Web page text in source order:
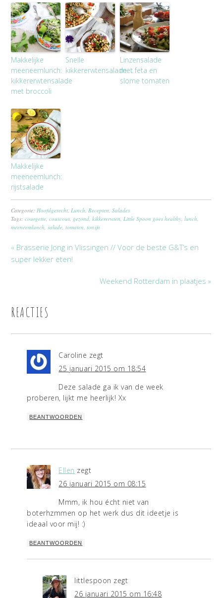
Makkelijke
meeneemlunch:
kikkererwtensalade
met broccoli
Snelle
kikkererwtensalade
Linzensalade
met feta en
slome tomaten
Makkelijke
meeneemlunch:
rijstsalade
Categorie: Hoofdgerecht Lunch Recepten ,Salades
Tags:courgette ,couscous gezond ,kikkererwten Little Spoon goes healthy ,lunch
meeneemlunch ,salade ,tomaten ,tonijn
« Brasserie Jong in Vlissingen // Voor de beste G&T’s en
super lekker eten!
Weekend Rotterdam in plaatjes »
REACTIES
Caroline zegt
25 januari 2015 om 18:54
Deze salade ga ik van de week
proberen, lijkt me heerlijk! Xx
BEANTWOORDEN
Ellen zegt
26 januari 2015 om 08:15
Mmm, ik hou écht niet van
boterhzmmen op het werk dus dit ideetje is
ideaal voor mij! :)
BEANTWOORDEN
littlespoon zegt
26 januari 2015 om 16:48